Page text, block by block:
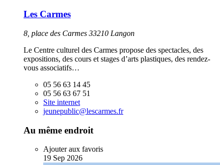
Les Carmes
8, place des Carmes 33210 Langon
Le Centre culturel des Carmes propose des spectacles, des
expositions, des cours et stages d’arts plastiques, des rendez-
vous associatifs…
05 56 63 14 45
05 56 63 67 51
Site internet
jeunepublic@lescarmes.fr
Au même endroit
Ajouter aux favoris
19 Sep 2026